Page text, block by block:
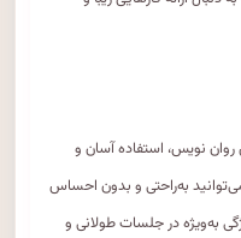
روان نویس، استفاده آسان و
به‌راحتی و بدون احساس
به‌ویژه در جلسات طولانی و